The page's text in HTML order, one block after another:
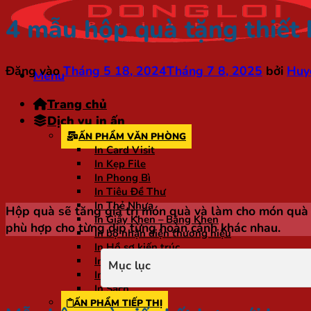
Menu
Trang chủ
Dịch vụ in ấn
ẤN PHẨM VĂN PHÒNG
In Card Visit
In Kẹp File
In Phong Bì
In Tiêu Đề Thư
In Thẻ Nhựa
In Giấy Khen – Bằng Khen
In bộ nhận diện thương hiệu
In Hồ sơ kiến trúc
In Hồ sơ năng lực
In Tài liệu
In Sách
ẤN PHẨM TIẾP THỊ
4 mẫu hộp quà tặng thiết
Đăng vàoTháng 5 18, 2024Tháng 7 8, 2025 bởi
Hộp quà sẽ tăng giá trị món quà và làm cho món
phù hợp cho từng dịp từng hoàn cảnh khác nhau.
Mục lục